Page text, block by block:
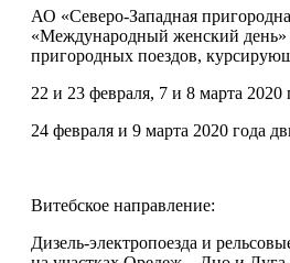
АО «Северо-Западная
«Международный женский день»
пригородных поездов,
22 и 23 февраля, 7 и 8 марта
24 февраля и 9 марта 2020 года
Витебское направление:
Дизель-электропоезда и